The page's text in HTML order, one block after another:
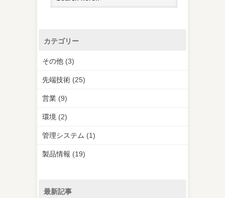
カテゴリー
その他 (3)
先端技術 (25)
営業 (9)
環境 (2)
管理システム (1)
製品情報 (19)
最新記事